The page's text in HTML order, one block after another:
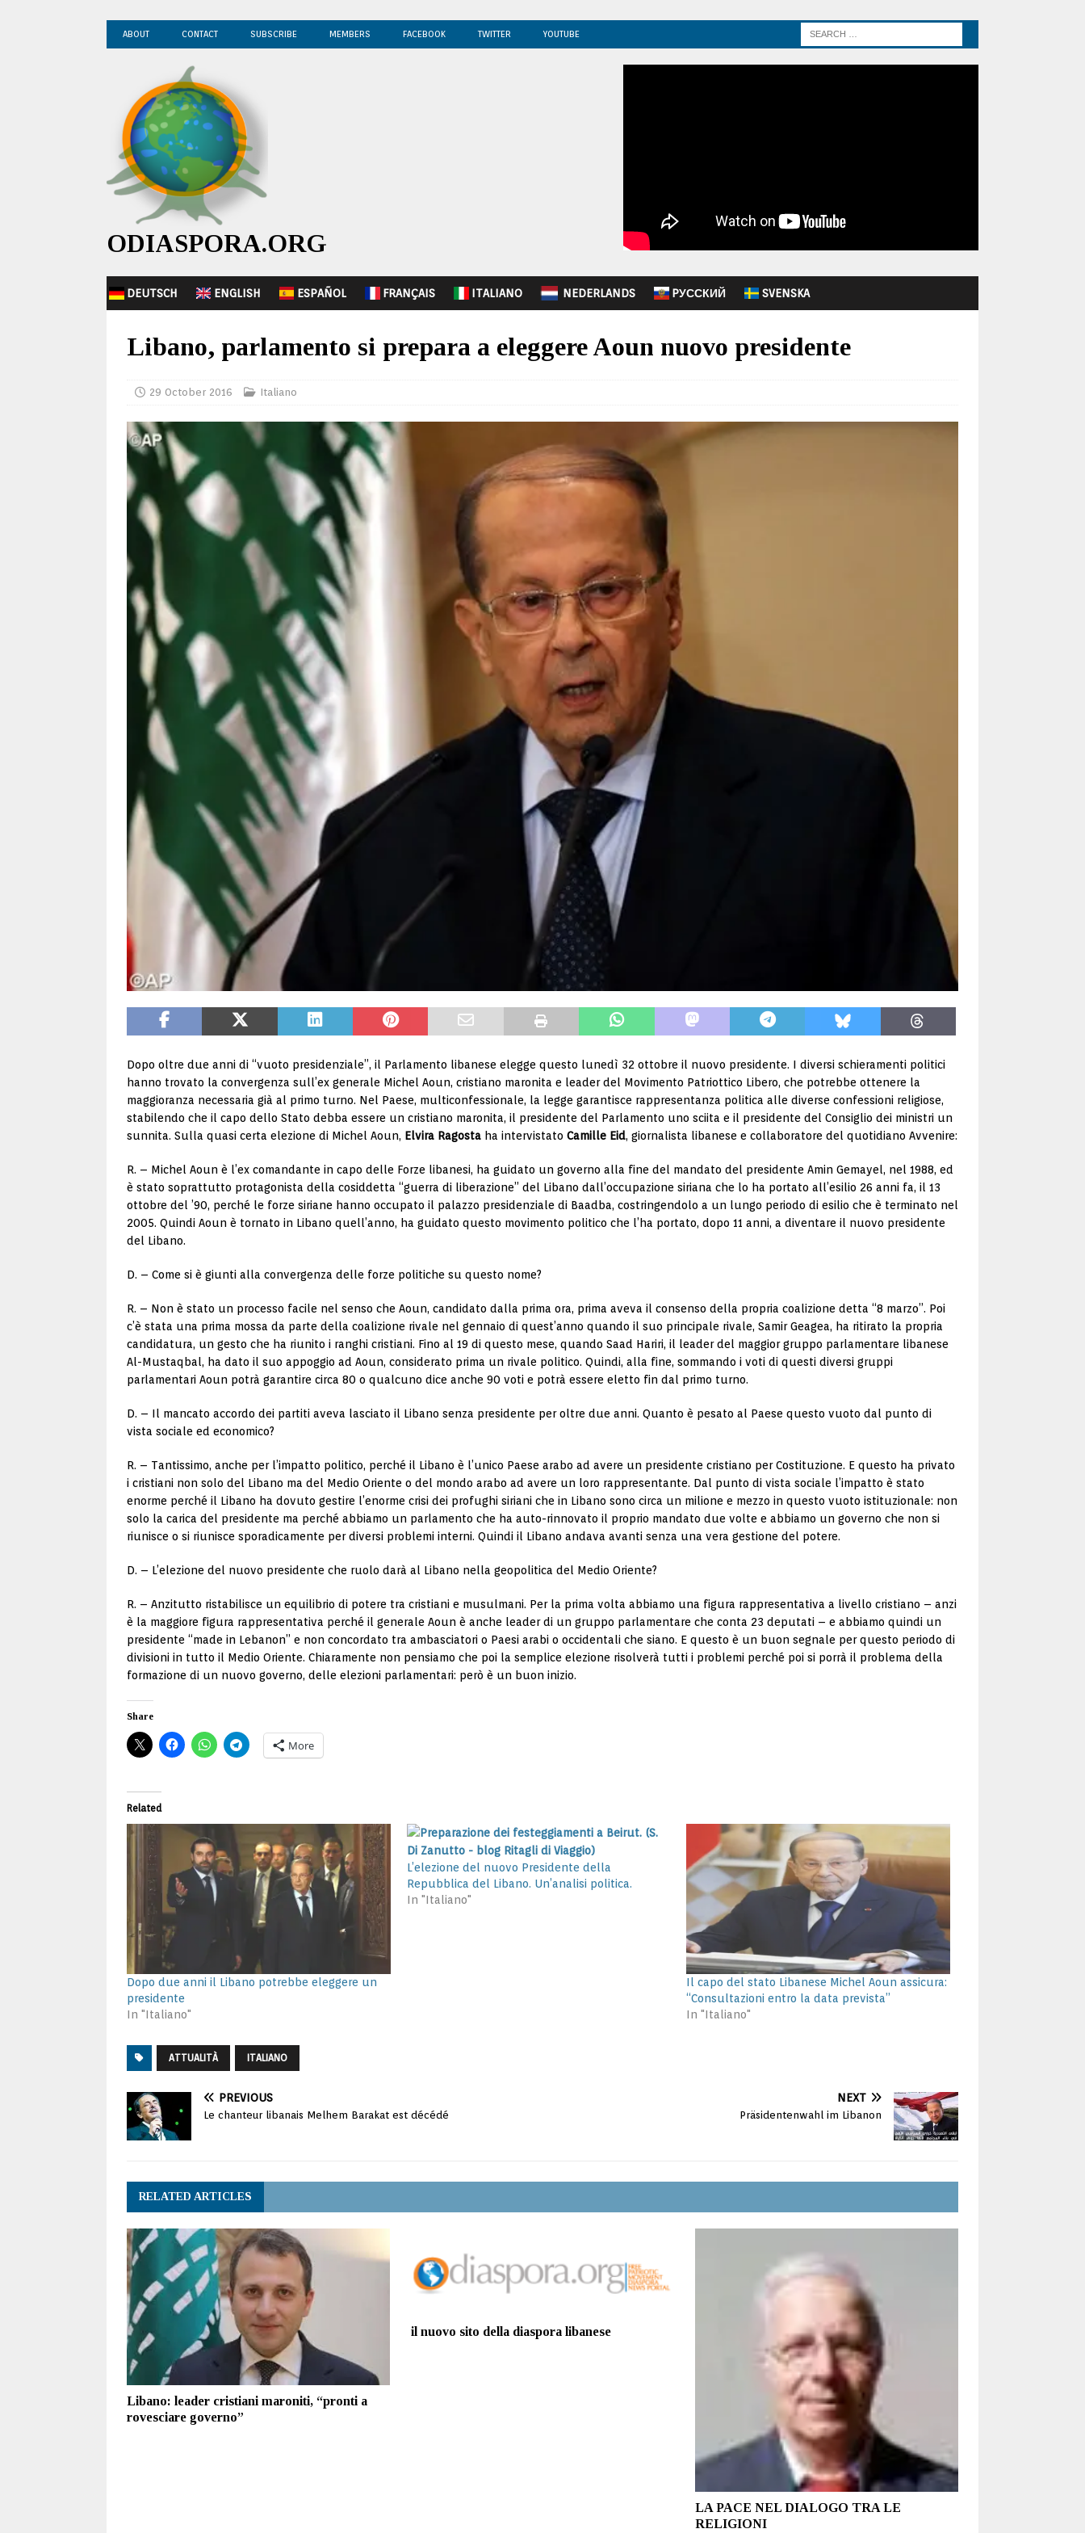
ABOUT CONTACT SUBSCRIBE MEMBERS FACEBOOK TWITTER YOUTUBE
ODIASPORA.ORG
DEUTSCH ENGLISH ESPAÑOL FRANÇAIS ITALIANO NEDERLANDS PУССКИЙ SVENSKA
Libano, parlamento si prepara a eleggere Aoun nuovo presidente
29 October 2016 Italiano
Dopo oltre due anni di “vuoto presidenziale”, il Parlamento libanese elegge questo lunedì 32 ottobre il nuovo presidente. I diversi schieramenti politici
hanno trovato la convergenza sull’ex generale Michel Aoun, cristiano maronita e leader del Movimento Patriottico Libero, che potrebbe ottenere la
maggioranza necessaria già al primo turno. Nel Paese, multiconfessionale, la legge garantisce rappresentanza politica alle diverse confessioni religiose,
stabilendo che il capo dello Stato debba essere un cristiano maronita, il presidente del Parlamento uno sciita e il presidente del Consiglio dei ministri un
sunnita. Sulla quasi certa elezione di Michel Aoun, Elvira Ragosta ha intervistato Camille Eid, giornalista libanese e collaboratore del quotidiano Avvenire:
R. – Michel Aoun è l’ex comandante in capo delle Forze libanesi, ha guidato un governo alla fine del mandato del presidente Amin Gemayel, nel 1988, ed
è stato soprattutto protagonista della cosiddetta “guerra di liberazione” del Libano dall’occupazione siriana che lo ha portato all’esilio 26 anni fa, il 13
ottobre del ’90, perché le forze siriane hanno occupato il palazzo presidenziale di Baadba, costringendolo a un lungo periodo di esilio che è terminato nel
2005. Quindi Aoun è tornato in Libano quell’anno, ha guidato questo movimento politico che l’ha portato, dopo 11 anni, a diventare il nuovo presidente
del Libano.
D. – Come si è giunti alla convergenza delle forze politiche su questo nome?
R. – Non è stato un processo facile nel senso che Aoun, candidato dalla prima ora, prima aveva il consenso della propria coalizione detta “8 marzo”. Poi
c’è stata una prima mossa da parte della coalizione rivale nel gennaio di quest’anno quando il suo principale rivale, Samir Geagea, ha ritirato la propria
candidatura, un gesto che ha riunito i ranghi cristiani. Fino al 19 di questo mese, quando Saad Hariri, il leader del maggior gruppo parlamentare libanese
Al-Mustaqbal, ha dato il suo appoggio ad Aoun, considerato prima un rivale politico. Quindi, alla fine, sommando i voti di questi diversi gruppi
parlamentari Aoun potrà garantire circa 80 o qualcuno dice anche 90 voti e potrà essere eletto fin dal primo turno.
D. – Il mancato accordo dei partiti aveva lasciato il Libano senza presidente per oltre due anni. Quanto è pesato al Paese questo vuoto dal punto di
vista sociale ed economico?
R. – Tantissimo, anche per l’impatto politico, perché il Libano è l’unico Paese arabo ad avere un presidente cristiano per Costituzione. E questo ha privato
i cristiani non solo del Libano ma del Medio Oriente o del mondo arabo ad avere un loro rappresentante. Dal punto di vista sociale l’impatto è stato
enorme perché il Libano ha dovuto gestire l’enorme crisi dei profughi siriani che in Libano sono circa un milione e mezzo in questo vuoto istituzionale: non
solo la carica del presidente ma perché abbiamo un parlamento che ha auto-rinnovato il proprio mandato due volte e abbiamo un governo che non si
riunisce o si riunisce sporadicamente per diversi problemi interni. Quindi il Libano andava avanti senza una vera gestione del potere.
D. – L’elezione del nuovo presidente che ruolo darà al Libano nella geopolitica del Medio Oriente?
R. – Anzitutto ristabilisce un equilibrio di potere tra cristiani e musulmani. Per la prima volta abbiamo una figura rappresentativa a livello cristiano – anzi
è la maggiore figura rappresentativa perché il generale Aoun è anche leader di un gruppo parlamentare che conta 23 deputati – e abbiamo quindi un
presidente “made in Lebanon” e non concordato tra ambasciatori o Paesi arabi o occidentali che siano. E questo è un buon segnale per questo periodo di
divisioni in tutto il Medio Oriente. Chiaramente non pensiamo che poi la semplice elezione risolverà tutti i problemi perché poi si porrà il problema della
formazione di un nuovo governo, delle elezioni parlamentari: però è un buon inizio.
Share
More
Related
Dopo due anni il Libano potrebbe eleggere un
presidente
In "Italiano"
L’elezione del nuovo Presidente della
Repubblica del Libano. Un’analisi politica.
In "Italiano"
Il capo del stato Libanese Michel Aoun assicura:
“Consultazioni entro la data prevista”
In "Italiano"
ATTUALITÀ ITALIANO
PREVIOUS
Le chanteur libanais Melhem Barakat est décédé
NEXT
Präsidentenwahl im Libanon
RELATED ARTICLES
Libano: leader cristiani maroniti, “pronti a
rovesciare governo”
il nuovo sito della diaspora libanese
LA PACE NEL DIALOGO TRA LE
RELIGIONI